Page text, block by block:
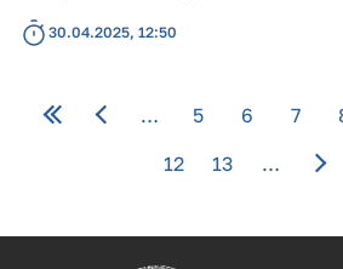
30.04.2025, 12:50
… 5 6 7
12
13 …